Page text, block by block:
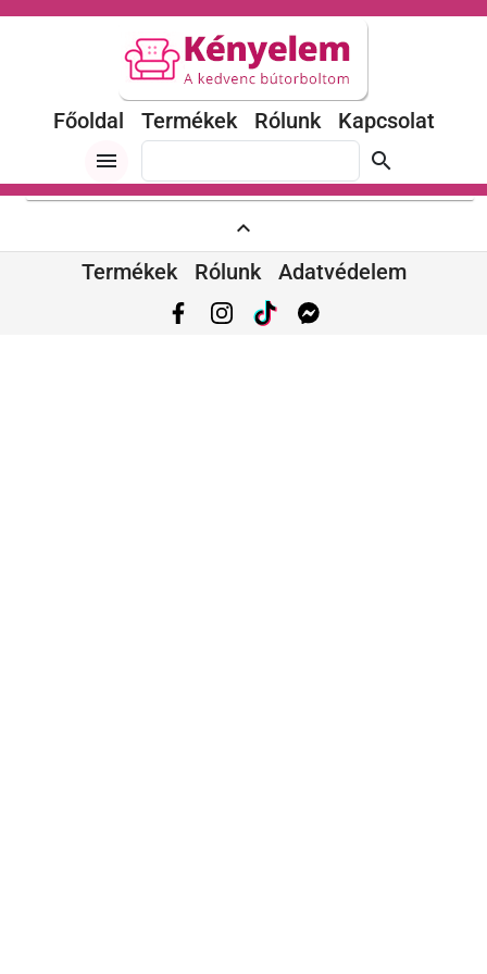
Főoldal Termékek Rólunk
Kapcsolat
menu
search
expand_less
Termékek
Rólunk Adatvédelem